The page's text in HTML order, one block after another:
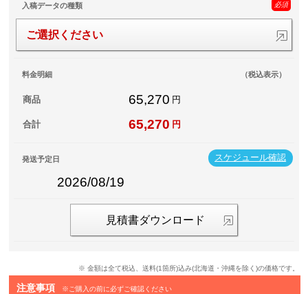
入稿データの種類 必須
ご選択ください
料金明細 （税込表示）
商品 65,270 円
合計 65,270 円
スケジュール確認
発送予定日
2026/08/19
見積書ダウンロード
※ 金額は全て税込、送料(1箇所)込み(北海道・沖縄を除く)の価格です。
注意事項 ※ご購入の前に必ずご確認ください